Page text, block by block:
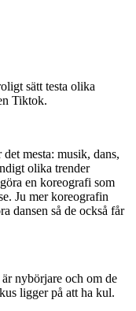
sätt testa olika
Tiktok.
mesta: musik, dans,
olika trender
en koreografi som
Ju mer koreografin
dansen så de också får
nybörjare och om de
ligger på att ha kul.